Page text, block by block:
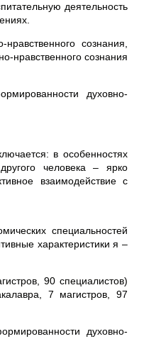
деятельность
сознания,
нравственного сознания
духовно-
в особенностях
человека – ярко
взаимодействие с
специальностей
характеристики я –
90 специалистов)
7 магистров, 97
духовно-